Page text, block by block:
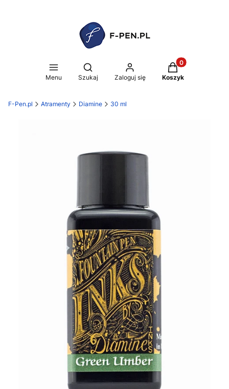
Menu
Otwórz wyszukiwarkę
Szukaj Zaloguj się
Produkty w
Koszyk
F-Pen.pl Atramenty Diamine 30 ml